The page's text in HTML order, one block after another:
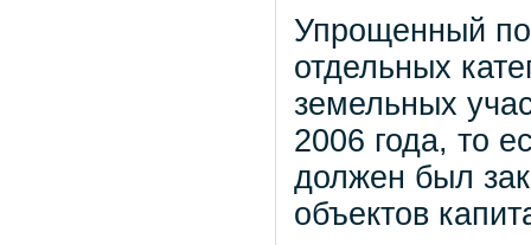
Упрощенный
отдельных
земельных
2006 года, то
должен был
объектов